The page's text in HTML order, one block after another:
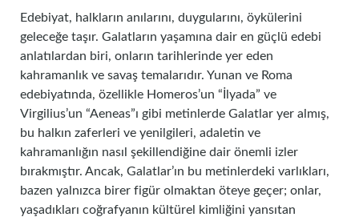
Edebiyat, halkların anılarını, duygularını, öykülerini
geleceğe taşır. Galatların yaşamına dair en güçlü edebi
anlatılardan biri, onların tarihlerinde yer eden
kahramanlık ve savaş temalarıdır. Yunan ve Roma
edebiyatında, özellikle Homeros’un “İlyada” ve
Virgilius’un “Aeneas”ı gibi metinlerde Galatlar yer almış,
bu halkın zaferleri ve yenilgileri, adaletin ve
kahramanlığın nasıl şekillendiğine dair önemli izler
bırakmıştır. Ancak, Galatlar’ın bu metinlerdeki varlıkları,
bazen yalnızca birer figür olmaktan öteye geçer; onlar,
yaşadıkları coğrafyanın kültürel kimliğini yansıtan